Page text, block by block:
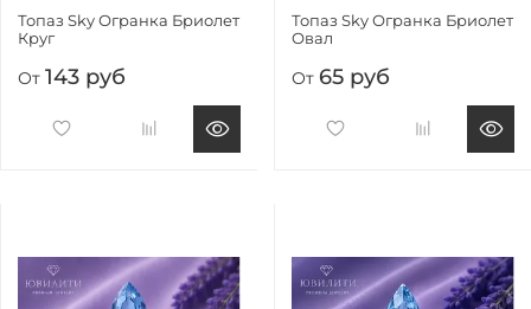
Топаз Sky Огранка Бриолет
Круг
От 143 руб
Топаз Sky Огранка Бриолет
Овал
От 65 руб